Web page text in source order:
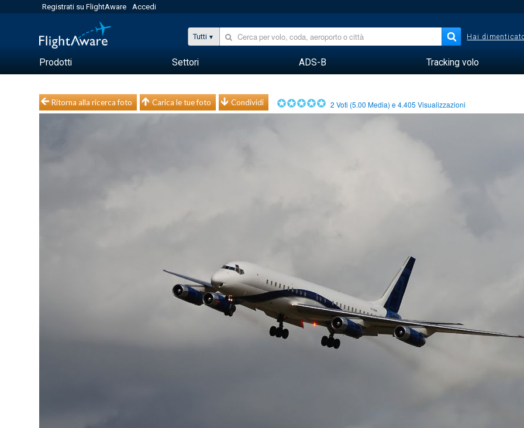
Registrati su FlightAware Accedi
Tutti Hai
Prodotti Settori ADS-B Tracking volo
Ritorna alla ricerca foto Carica le tue foto Condividi 2 Voti (5.00 Media) e4.405 Visualizzazioni